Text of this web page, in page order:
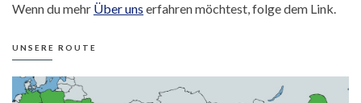
Wenn du mehr Über uns erfahren möchtest, folge dem Link.
UNSERE ROUTE